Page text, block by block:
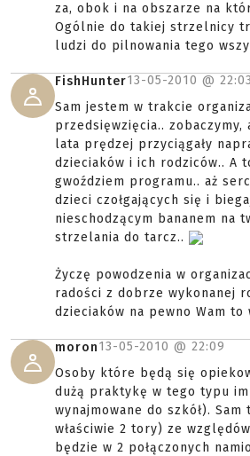
za, obok i na obszarze na
Ogólnie do takiej strzelnicy
ludzi do pilnowania tego
FishHunter13-05-2010 @ 22:03
Sam jestem w trakcie
przedsięwzięcia..
lata prędzej przyciągały
dzieciaków i ich rodziców.. A
gwoździem programu.. aż
dzieci czołgających się i
nieschodzącym bananem na
strzelania do tarcz..
Życzę powodzenia w
radości z dobrze wykonanej
dzieciaków na pewno Wam to
moron13-05-2010 @ 22:09
Osoby które będą się
dużą praktykę w tego typu
wynajmowane do szkół).
właściwie 2 tory) ze
będzie w 2 połączonych